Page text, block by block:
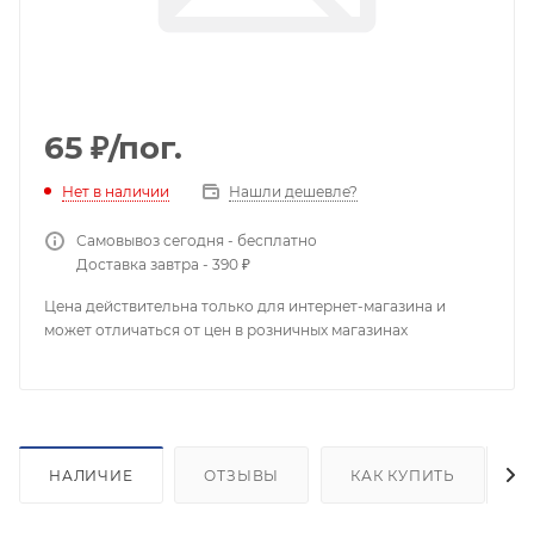
65 ₽/пог.
Нет в наличии Нашли дешевле?
Самовывоз сегодня - бесплатно
Доставка завтра - 390 ₽
Цена действительна только для интернет-магазина и
может отличаться от цен в розничных магазинах
НАЛИЧИЕ ОТЗЫВЫ КАК КУПИТЬ